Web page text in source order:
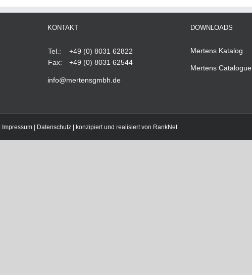
KONTAKT
Tel.:
+49 (0) 8031 62822
Fax:
+49 (0) 8031 62544
info@mertensgmbh.de
DOWNLOADS
Mertens Katalog
Mertens Catalogue
Impressum Datenschutz | konzipiert und realisiert von RankNet